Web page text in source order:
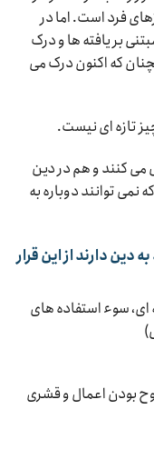
فرد است. اما در
بر یافته ها و درک
که اکنون درک می
تازه ای نیست.
می کنند و هم در دین
توانند دوباره به
دین دارند از این قرار
سوء استفاده های
بودن اعمال و قشری